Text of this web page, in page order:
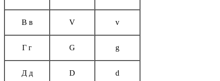
В в V v
Г г G g
Д д D d